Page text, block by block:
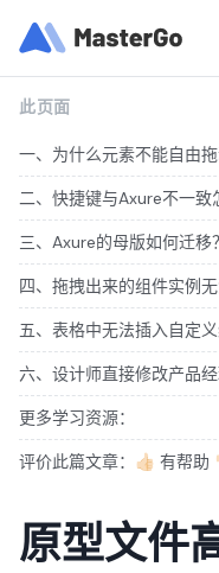
原型文件
此页面
一、为什么元素不能自由拖
二、快捷键与Axure不一致
三、Axure的母版如何迁移？
四、拖拽出来的组件实例无
五、表格中无法插入自定义
六、设计师直接修改产品
更多学习资源：
评价此篇文章：👍🏻 有帮助